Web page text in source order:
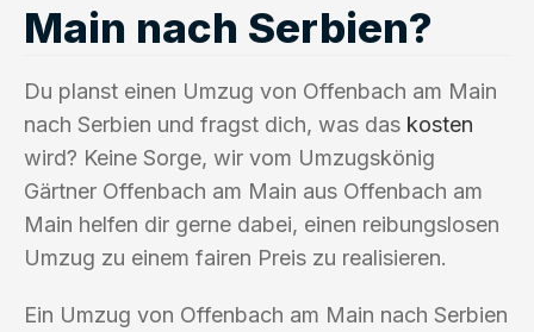
Main nach Serbien?
Du planst einen Umzug von Offenbach am Main
nach Serbien und fragst dich, was das kosten
wird? Keine Sorge, wir vom Umzugskönig
Gärtner Offenbach am Main aus Offenbach am
Main helfen dir gerne dabei, einen reibungslosen
Umzug zu einem fairen Preis zu realisieren.
Ein Umzug von Offenbach am Main nach Serbien